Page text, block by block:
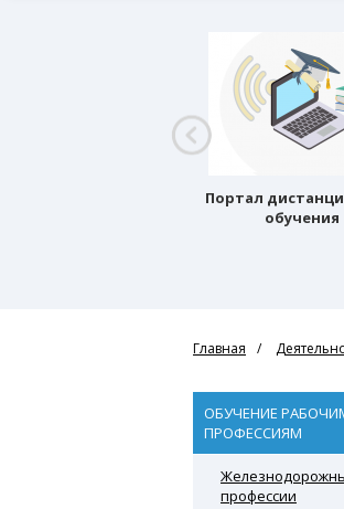
Портал
обучения
Главная
ОБУЧЕНИЕ
ПРОФЕССИЯМ
профессии